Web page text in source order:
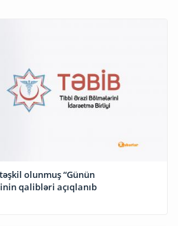
olunmuş “Günün
qalibləri açıqlanıb